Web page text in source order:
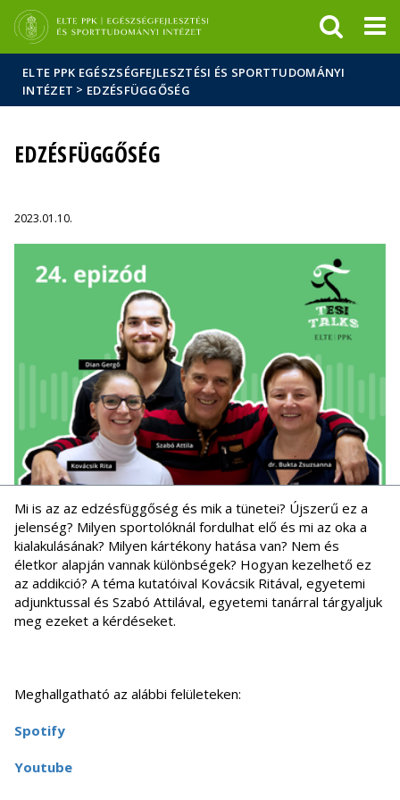
Hírek
Események
ELTE a
sajtóban
ELTE PPK EGÉSZSÉGFEJLESZTÉSI ÉS SPORTTUDOMÁNYI
INTÉZET > EDZÉSFÜGGŐSÉG
EDZÉSFÜGGŐSÉG
2023.01.10.
Mi is az az edzésfüggőség és mik a tünetei? Újszerű ez a
jelenség? Milyen sportolóknál fordulhat elő és mi az oka a
kialakulásának? Milyen kártékony hatása van? Nem és
életkor alapján vannak különbségek? Hogyan kezelhető ez
az addikció? A téma kutatóival Kovácsik Ritával, egyetemi
adjunktussal és Szabó Attilával, egyetemi tanárral tárgyaljuk
meg ezeket a kérdéseket.
Meghallgatható az alábbi felületeken:
Spotify
Youtube